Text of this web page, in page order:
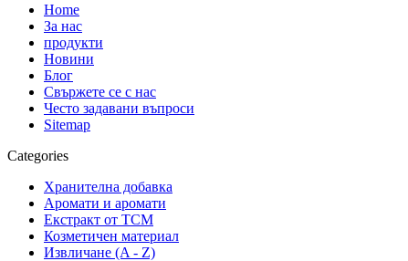
Home
За нас
продукти
Новини
Блог
Свържете се с нас
Често задавани въпроси
Sitemap
Categories
Хранителна добавка
Аромати и аромати
Екстракт от TCM
Козметичен материал
Извличане (A - Z)